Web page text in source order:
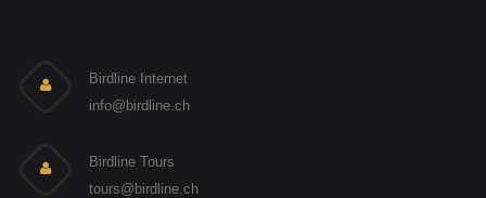
Birdline Internet
info@birdline.ch
Birdline Tours
tours@birdline.ch